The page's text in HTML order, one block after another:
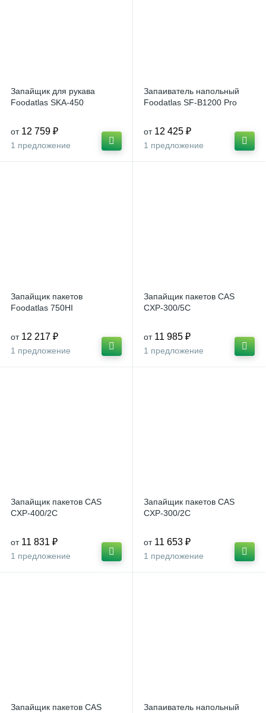
Запайщик для рукава
Foodatlas SKA-450
от 12 759 ₽
1 предложение
Запаиватель напольный
Foodatlas SF-B1200 Pro
от 12 425 ₽
1 предложение
Запайщик пакетов
Foodatlas 750HI
от 12 217 ₽
1 предложение
Запайщик пакетов CAS
CXP-300/5C
от 11 985 ₽
1 предложение
Запайщик пакетов CAS
СXP-400/2C
от 11 831 ₽
1 предложение
Запайщик пакетов CAS
СXP-300/2C
от 11 653 ₽
1 предложение
Запайщик пакетов CAS
Запаиватель напольный